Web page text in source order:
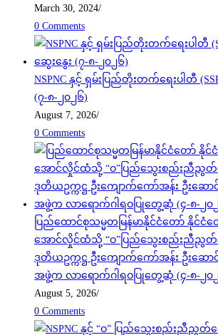
March 30, 2024/
0 Comments
NSPNC နှင့် ရှမ်းပြည်တိုးတက်ရေးပါတီ
(၇-၈-၂၀၂၆)
August 7, 2026/
0 Comments
ပြည်ထောင်စုသမ္မတမြန်မာနိုင်ငံတော် နိုင်ငံတ
အောင်လှိုင်ထံသို့ “ဝ”ပြည်သွေးစည်းညီညွတ်ရေ
ဒုတိယဥက္ကဋ္ဌ ဦးကျောက်ကော်အန်း ဦး
အဖွဲ့က လာရောက်ဂါရဝပြုတွေ့ဆုံ (၄-၈-၂၀
August 5, 2026/
0 Comments